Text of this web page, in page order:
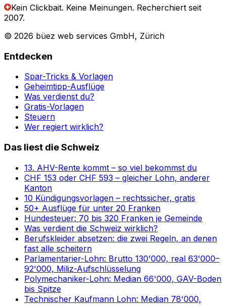
Kein Clickbait. Keine Meinungen. Recherchiert seit
2007.
© 2026 büez web services GmbH, Zürich
Entdecken
Spar-Tricks & Vorlagen
Geheimtipp-Ausflüge
Was verdienst du?
Gratis-Vorlagen
Steuern
Wer regiert wirklich?
Das liest die Schweiz
13. AHV-Rente kommt – so viel bekommst du
CHF 153 oder CHF 593 – gleicher Lohn, anderer
Kanton
10 Kündigungsvorlagen – rechtssicher, gratis
50+ Ausflüge für unter 20 Franken
Hundesteuer: 70 bis 320 Franken je Gemeinde
Was verdient die Schweiz wirklich?
Berufskleider absetzen: die zwei Regeln, an denen
fast alle scheitern
Parlamentarier-Lohn: Brutto 130'000, real 63'000–
92'000, Miliz-Aufschlüsselung
Polymechaniker-Lohn: Median 66'000, GAV-Boden
bis Spitze
Technischer Kaufmann Lohn: Median 78'000,